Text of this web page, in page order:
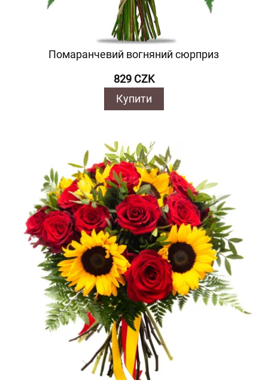
Помаранчевий вогняний сюрприз
829 CZK
Купити